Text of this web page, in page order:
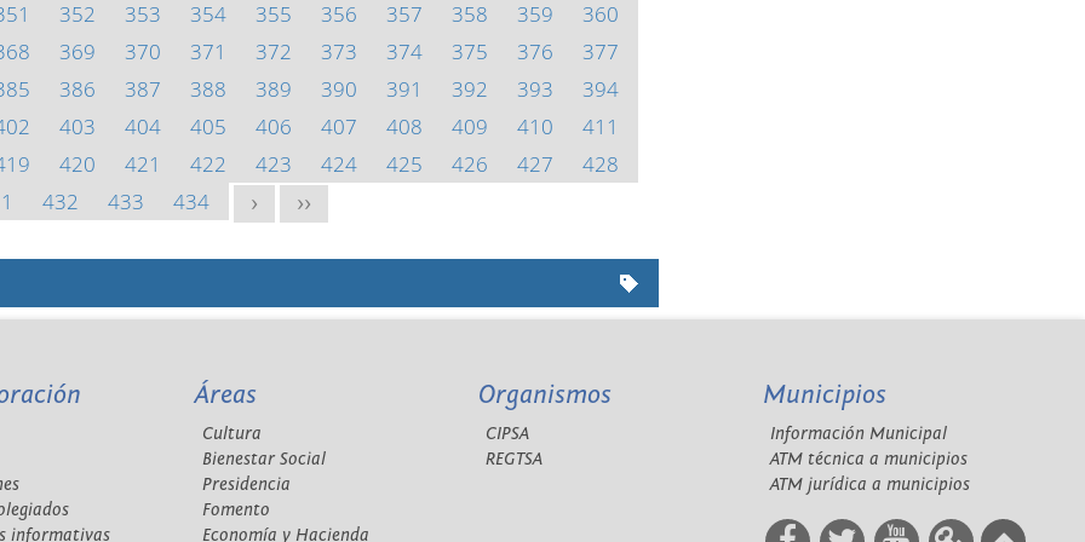
352 353 354 355 356 357 358 359
360
369 370 371 372 373 374 375 376
377
386 387 388 389 390 391 392 393
394
403 404 405 406 407 408 409 410
411
420 421 422 423 424 425 426 427
428
432 433 434 > >>
informativas
Áreas
Cultura
Bienestar Social
Presidencia
Fomento
Economía y Hacienda
Organismos
CIPSA
REGTSA
Municipios
Información Municipal
ATM técnica a municipios
ATM jurídica a municipios